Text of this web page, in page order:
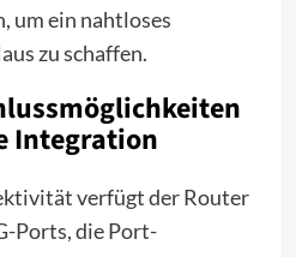
um ein nahtloses
zu schaffen.
Integration
verfügt der Router
Ports, die Port-